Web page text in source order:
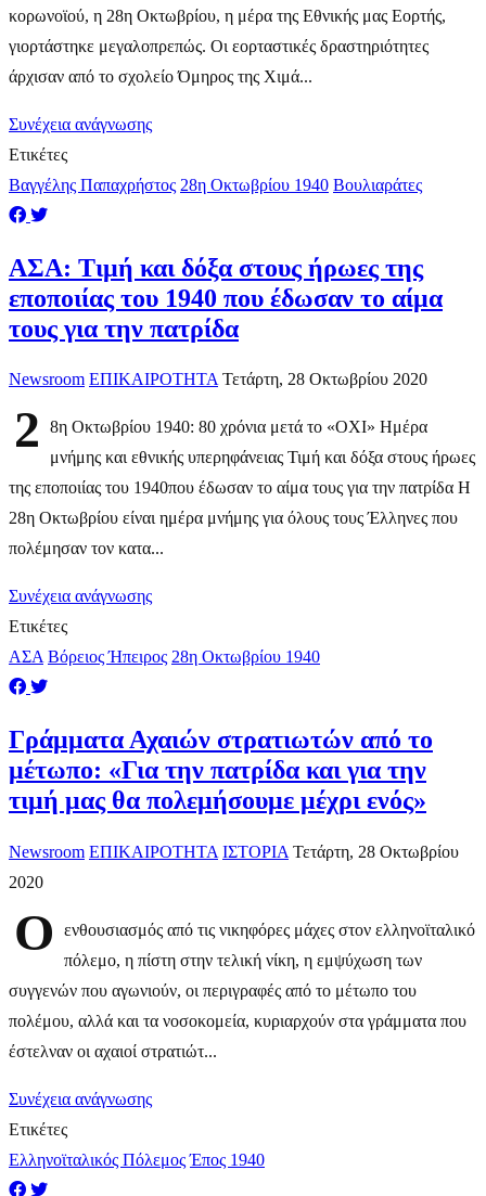
κορωνοϊού, η 28η Οκτωβρίου, η μέρα της Εθνικής μας Εορτής,
γιορτάστηκε μεγαλοπρεπώς. Οι εορταστικές δραστηριότητες
άρχισαν από το σχολείο Όμηρος της Χιμά...
Συνέχεια ανάγνωσης
Ετικέτες
Βαγγέλης Παπαχρήστος 28η Οκτωβρίου 1940 Βουλιαράτες
ΑΣΑ: Τιμή και δόξα στους ήρωες της
εποποιίας του 1940 που έδωσαν το αίμα
τους για την πατρίδα
Newsroom ΕΠΙΚΑΙΡΟΤΗΤΑ Τετάρτη, 28 Οκτωβρίου 2020
2
8η Οκτωβρίου 1940: 80 χρόνια μετά το «ΟΧΙ» Ημέρα
μνήμης και εθνικής υπερηφάνειας Τιμή και δόξα στους ήρωες
της εποποιίας του 1940που έδωσαν το αίμα τους για την πατρίδα Η
28η Οκτωβρίου είναι ημέρα μνήμης για όλους τους Έλληνες που
πολέμησαν τον κατα...
Συνέχεια ανάγνωσης
Ετικέτες
ΑΣΑ Βόρειος Ήπειρος 28η Οκτωβρίου 1940
Γράμματα Αχαιών στρατιωτών από το
μέτωπο: «Για την πατρίδα και για την
τιμή μας θα πολεμήσουμε μέχρι ενός»
Newsroom ΕΠΙΚΑΙΡΟΤΗΤΑ ΙΣΤΟΡΙΑ Τετάρτη, 28 Οκτωβρίου
2020
Ο
ενθουσιασμός από τις νικηφόρες μάχες στον ελληνοϊταλικό
πόλεμο, η πίστη στην τελική νίκη, η εμψύχωση των
συγγενών που αγωνιούν, οι περιγραφές από το μέτωπο του
πολέμου, αλλά και τα νοσοκομεία, κυριαρχούν στα γράμματα που
έστελναν οι αχαιοί στρατιώτ...
Συνέχεια ανάγνωσης
Ετικέτες
Ελληνοϊταλικός Πόλεμος Έπος 1940